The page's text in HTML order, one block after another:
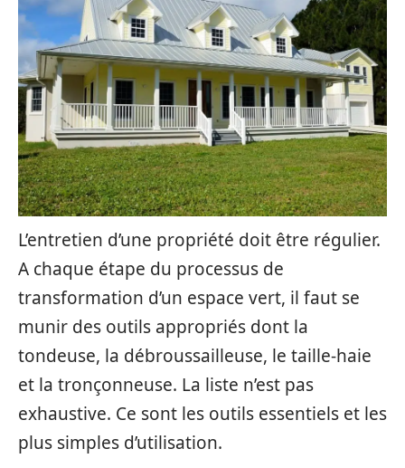
L’entretien d’une propriété doit être régulier.
A chaque étape du processus de
transformation d’un espace vert, il faut se
munir des outils appropriés dont la
tondeuse, la débroussailleuse, le taille-haie
et la tronçonneuse. La liste n’est pas
exhaustive. Ce sont les outils essentiels et les
plus simples d’utilisation.